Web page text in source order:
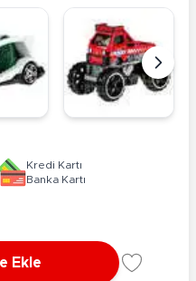
Kredi Kartı
Banka Kartı
Ekle